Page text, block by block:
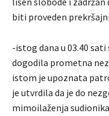
biti proveden
-istog dana u 03.40
dogodila prometna
istom je upoznata
je utvrdila da je do
mimoilaženja